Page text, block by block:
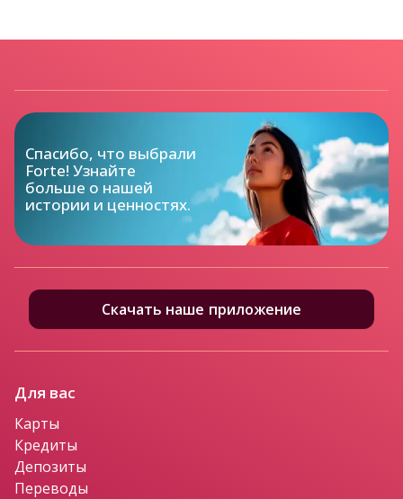
Спасибо, что выбрали
Forte! Узнайте
больше о нашей
истории и ценностях.
Скачать наше приложение
Для вас
Карты
Кредиты
Депозиты
Переводы